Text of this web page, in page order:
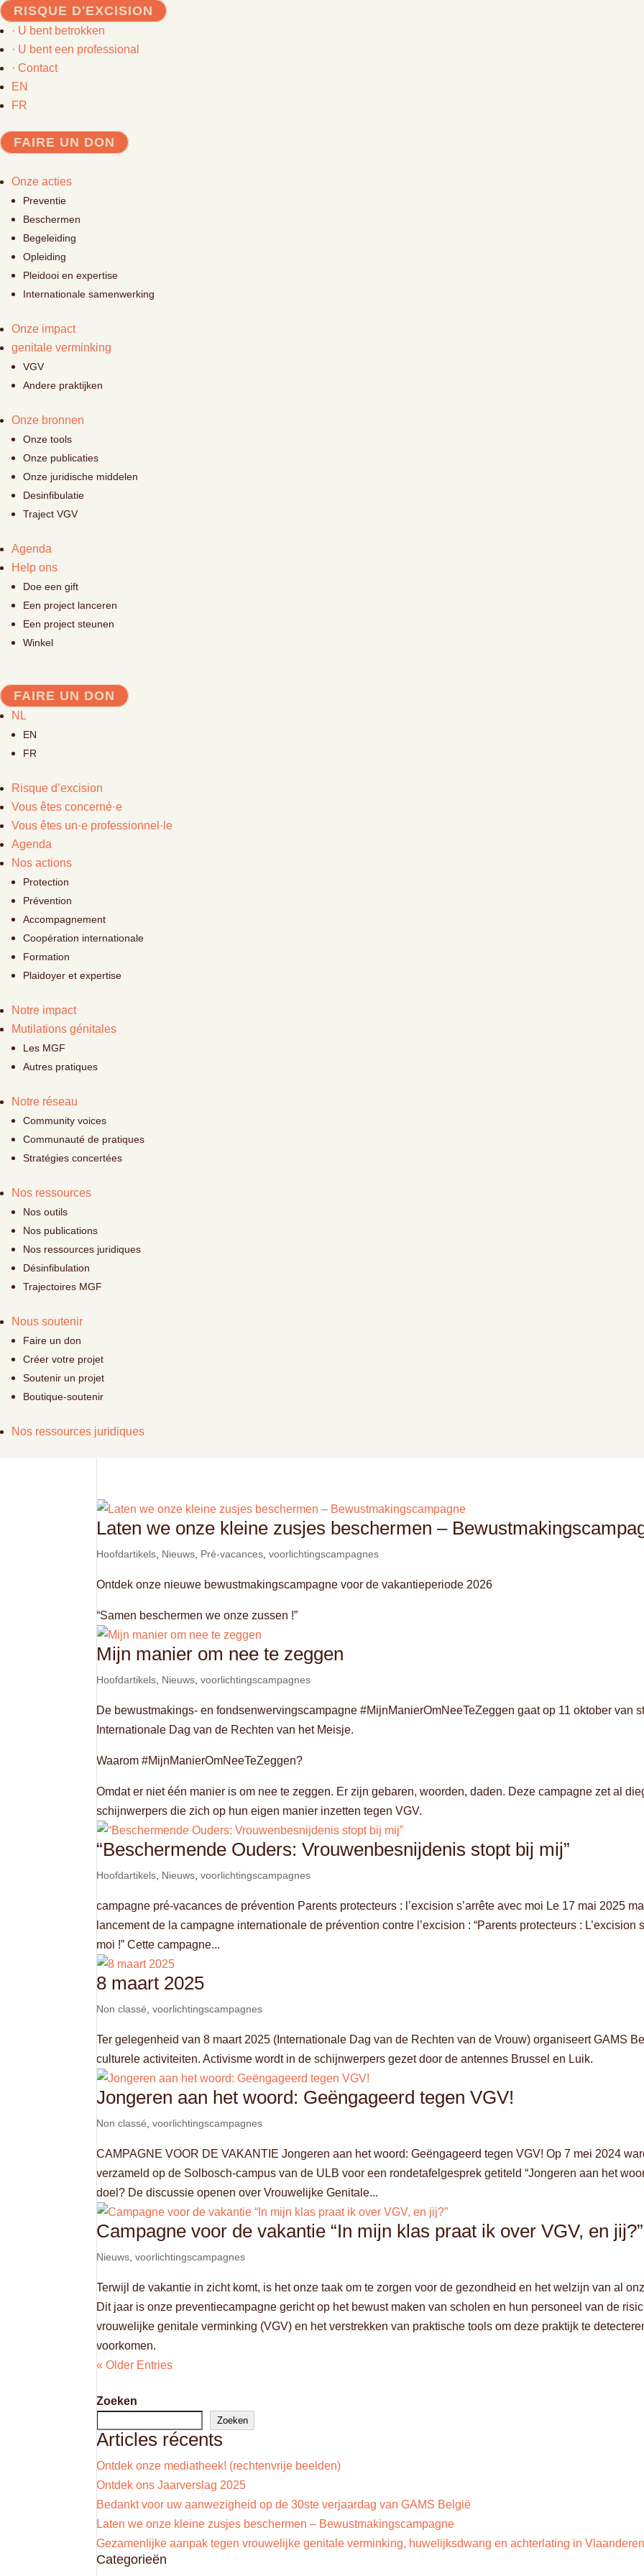
RISQUE D'EXCISION
· U bent betrokken
· U bent een professional
· Contact
EN
FR
FAIRE UN DON
Onze acties
Preventie
Beschermen
Begeleiding
Opleiding
Pleidooi en expertise
Internationale samenwerking
Onze impact
genitale verminking
VGV
Andere praktijken
Onze bronnen
Onze tools
Onze publicaties
Onze juridische middelen
Desinfibulatie
Traject VGV
Agenda
Help ons
Doe een gift
Een project lanceren
Een project steunen
Winkel
FAIRE UN DON
NL
EN
FR
Risque d’excision
Vous êtes concerné·e
Vous êtes un·e professionnel·le
Agenda
Nos actions
Protection
Prévention
Accompagnement
Coopération internationale
Formation
Plaidoyer et expertise
Notre impact
Mutilations génitales
Les MGF
Autres pratiques
Notre réseau
Community voices
Communauté de pratiques
Stratégies concertées
Nos ressources
Nos outils
Nos publications
Nos ressources juridiques
Désinfibulation
Trajectoires MGF
Nous soutenir
Faire un don
Créer votre projet
Soutenir un projet
Boutique-soutenir
Nos ressources juridiques
Laten we onze kleine zusjes beschermen –
Hoofdartikels Nieuws Pré-vacances ,voorlichtingscampagnes
Ontdek onze nieuwe bewustmakingscampagne voor de vakantieperiode 2026
“Samen beschermen we onze zussen !”
Mijn manier om nee te zeggen
Hoofdartikels Nieuws ,voorlichtingscampagnes
De bewustmakings- en fondsenwervingscampagne #MijnManierOmNeeTeZeggen gaat op 11 oktober van
Internationale Dag van de Rechten van het Meisje.
Waarom #MijnManierOmNeeTeZeggen?
Omdat er niet één manier is om nee te zeggen. Er zijn gebaren, woorden, daden. Deze campagne zet al
schijnwerpers die zich op hun eigen manier inzetten tegen VGV.
“Beschermende Ouders: Vrouwenbesnijdenis stopt bij mij”
Hoofdartikels Nieuws ,voorlichtingscampagnes
campagne pré-vacances de prévention Parents protecteurs : l’excision s’arrête avec moi Le 17 mai 2025
lancement de la campagne internationale de prévention contre l’excision : “Parents protecteurs : L’excision
moi !” Cette campagne...
8 maart 2025
Non classé ,voorlichtingscampagnes
Ter gelegenheid van 8 maart 2025 (Internationale Dag van de Rechten van de Vrouw) organiseert GAMS
culturele activiteiten. Activisme wordt in de schijnwerpers gezet door de antennes Brussel en Luik.
Jongeren aan het woord: Geëngageerd tegen VGV!
Non classé ,voorlichtingscampagnes
CAMPAGNE VOOR DE VAKANTIE Jongeren aan het woord: Geëngageerd tegen VGV! Op 7 mei 2024
verzameld op de Solbosch-campus van de ULB voor een rondetafelgesprek getiteld “Jongeren aan het
doel? De discussie openen over Vrouwelijke Genitale...
Campagne voor de vakantie “In mijn klas praat ik over VGV, en jij?”
Nieuws ,voorlichtingscampagnes
Terwijl de vakantie in zicht komt, is het onze taak om te zorgen voor de gezondheid en het welzijn van al
Dit jaar is onze preventiecampagne gericht op het bewust maken van scholen en hun personeel van de
vrouwelijke genitale verminking (VGV) en het verstrekken van praktische tools om deze praktijk te
voorkomen.
« Older Entries
Zoeken
Zoeken
Articles récents
Ontdek onze mediatheek! (rechtenvrije beelden)
Ontdek ons Jaarverslag 2025
Bedankt voor uw aanwezigheid op de 30ste verjaardag van GAMS België
Laten we onze kleine zusjes beschermen – Bewustmakingscampagne
Gezamenlijke aanpak tegen vrouwelijke genitale verminking, huwelijksdwang en achterlating in
Categorieën